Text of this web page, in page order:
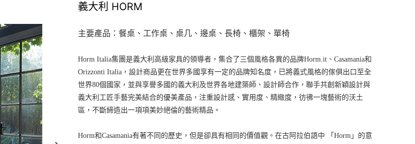
義大利 HORM
主要產品：餐桌、工作桌、桌几、邊桌、長椅、櫃架、單椅
Horm Italia集團是義大利高級家具的領導者，集合了三個風格各異的品牌Horm.it、Casamania和
Orizzonti Italia，設計商品更在世界多國享有一定的品牌知名度，已將義式風格的傢俱出口至全
世界80個國家，並與享譽多國的義大利及世界各地建築師、設計師合作，聯手共創新穎設計與
義大利工匠手藝完美結合的優美產品，注重設計感、實用度、精緻度，彷彿一塊藝術的沃土
區，不斷締造出一項項美妙絕倫的藝術精品。
Horm和Casamania有著不同的歷史，但是卻具有相同的價值觀。在古阿拉伯語中 「Horm」的意